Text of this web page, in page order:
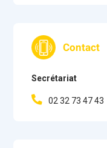
Cadre de Santé
Psychologues
Aides-soignants
Secrétaires
Contact
Secrétariat
02 32 73 47 43